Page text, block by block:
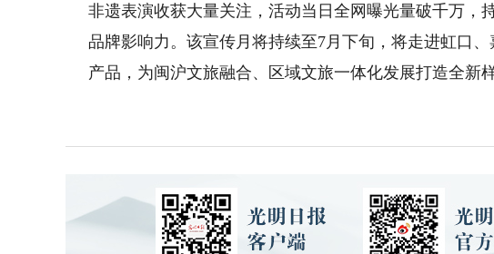
非遗表演收获大量关注，活动当日全网曝光量破千万，
品牌影响力。该宣传月将持续至7月下旬，将走进虹口
产品，为闽沪文旅融合、区域文旅一体化发展打造全新样